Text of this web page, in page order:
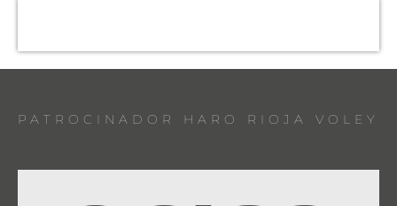
PATROCINADOR HARO RIOJA VOLEY